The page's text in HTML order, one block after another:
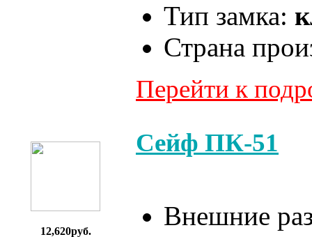
Тип замка:
Страна
Перейти к
12,620руб.
Сейф ПК-51
Внешние